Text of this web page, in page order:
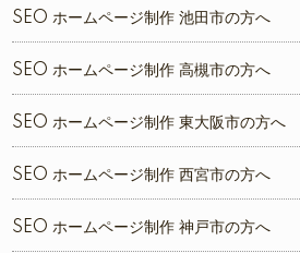
SEO ホームページ制作 池田市の方へ
SEO ホームページ制作 高槻市の方へ
SEO ホームページ制作 東大阪市の方へ
SEO ホームページ制作 西宮市の方へ
SEO ホームページ制作 神戸市の方へ